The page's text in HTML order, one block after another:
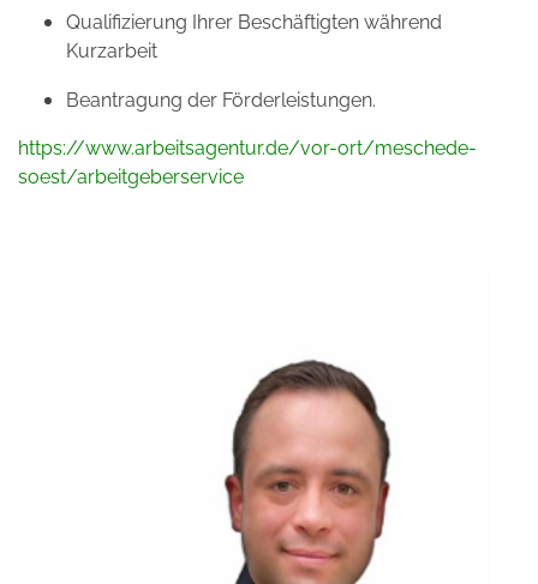
Qualifizierung Ihrer Beschäftigten während
Kurzarbeit
Beantragung der Förderleistungen.
https://www.arbeitsagentur.de/vor-ort/meschede-
soest/arbeitgeberservice